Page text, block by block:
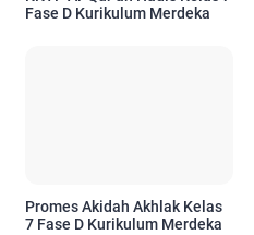
Fase D Kurikulum Merdeka
Promes Akidah Akhlak Kelas
7 Fase D Kurikulum Merdeka